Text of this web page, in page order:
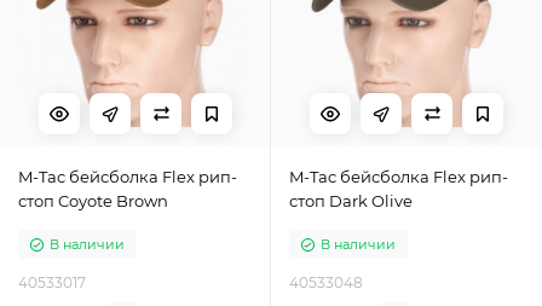
M-Tac бейсболка Flex рип-
стоп Coyote Brown
В наличии
40533017
M-Tac бейсболка Flex рип-
стоп Dark Olive
В наличии
40533048